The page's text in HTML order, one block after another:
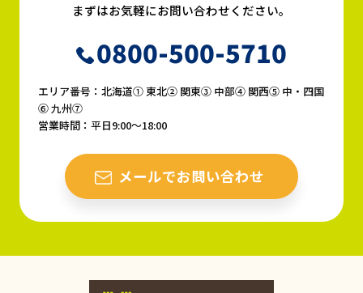
まずはお気軽にお問い合わせください。
0800-500-5710
エリア番号：北海道① 東北② 関東③ 中部④ 関西⑤ 中・四国
⑥ 九州⑦
営業時間：平日9:00〜18:00
メールでお問い合わせ